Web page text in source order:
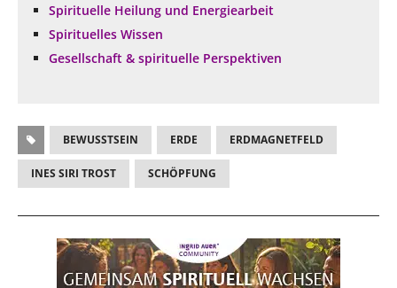
Spirituelle Heilung und Energiearbeit
Spirituelles Wissen
Gesellschaft & spirituelle Perspektiven
BEWUSSTSEIN ERDE ERDMAGNETFELD
INES SIRI TROST SCHÖPFUNG